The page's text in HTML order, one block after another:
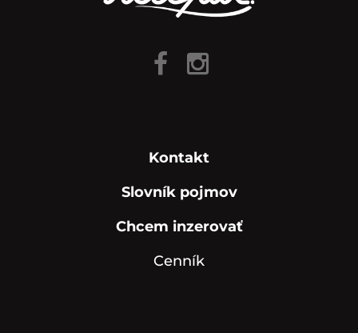
Kontakt
Slovník pojmov
Chcem inzerovať
Cenník